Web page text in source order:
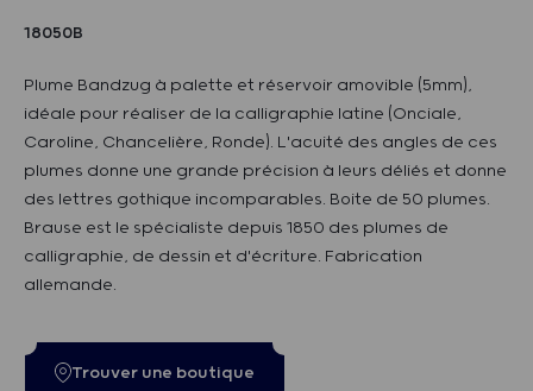
18050B
Plume Bandzug à palette et réservoir amovible (5mm),
idéale pour réaliser de la calligraphie latine (Onciale,
Caroline, Chancelière, Ronde). L'acuité des angles de ces
plumes donne une grande précision à leurs déliés et donne
des lettres gothique incomparables. Boite de 50 plumes.
Brause est le spécialiste depuis 1850 des plumes de
calligraphie, de dessin et d'écriture. Fabrication
allemande.
Trouver une boutique